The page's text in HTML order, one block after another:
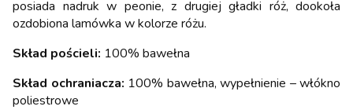
posiada nadruk w peonie, z drugiej gładki róż, dookoła
ozdobiona lamówka w kolorze różu.
Skład pościeli: 100% bawełna
Skład ochraniacza: 100% bawełna, wypełnienie – włókno
poliestrowe